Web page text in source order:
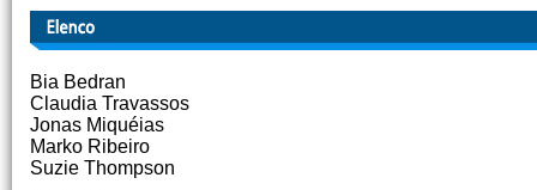
Bia Bedran
Claudia Travassos
Jonas Miquéias
Marko Ribeiro
Suzie Thompson